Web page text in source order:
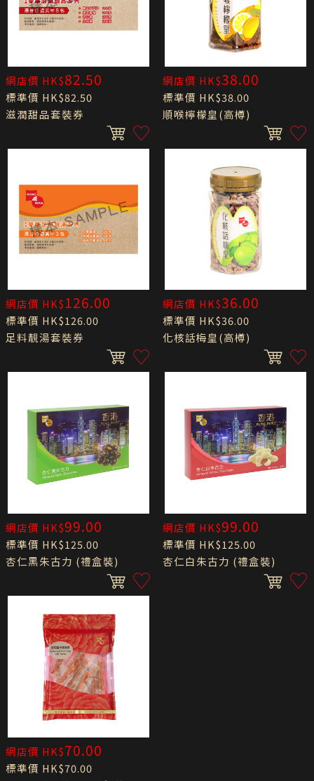
網店價 HK$82.50
標準價 HK$82.50
滋潤甜品套裝券
網店價 HK$38.00
標準價 HK$38.00
順喉檸檬皇(高樽)
網店價 HK$126.00
標準價 HK$126.00
足料靚湯套裝券
網店價 HK$36.00
標準價 HK$36.00
化核話梅皇(高樽)
網店價 HK$99.00
標準價 HK$125.00
杏仁黑朱古力 (禮盒裝)
網店價 HK$99.00
標準價 HK$125.00
杏仁白朱古力 (禮盒裝)
網店價 HK$70.00
標準價 HK$70.00